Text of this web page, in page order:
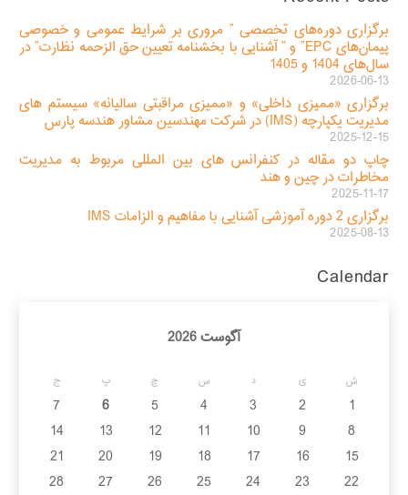
برگزاری دوره‌های تخصصی ” مروری بر شرایط عمومی و خصوصی
پیمان‌های EPC” و ” آشنایی با بخشنامه تعیین حق الزحمه نظارت” در
سال‌های 1404 و 1405
2026-06-13
برگزاری «ممیزی داخلی» و «ممیزی مراقبتی سالیانه» سیستم های
مدیریت یکپارچه (IMS) در شرکت مهندسین مشاور هندسه پارس
2025-12-15
چاپ دو مقاله در کنفرانس های بین المللی مربوط به مدیریت
مخاطرات در چین و هند
2025-11-17
برگزاری 2 دوره آموزشی آشنایی با مفاهیم و الزامات IMS
2025-08-13
Calendar
آگوست 2026
ش ی د س چ پ ج
1
2
3
4
5
6
7
8
9
10
11
12
13
14
15
16
17
18
19
20
21
22
23
24
25
26
27
28